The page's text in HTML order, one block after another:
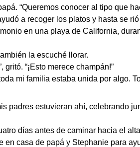
“Queremos conocer al tipo que
a recoger los platos y hasta se
en una playa de California,
la escuché llorar.
gritó. “¡Esto merece champán!”
mi familia estaba unida por algo.
padres estuvieran ahí, celebrando
días antes de caminar hacia el
en casa de papá y Stephanie para